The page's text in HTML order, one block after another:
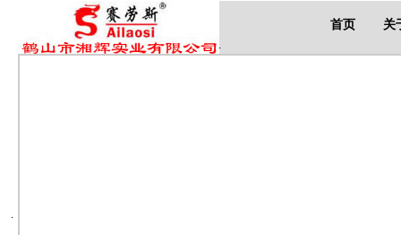
.
首页 关
.